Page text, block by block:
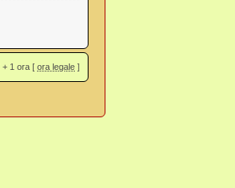
+ 1 ora [ ora legale ]